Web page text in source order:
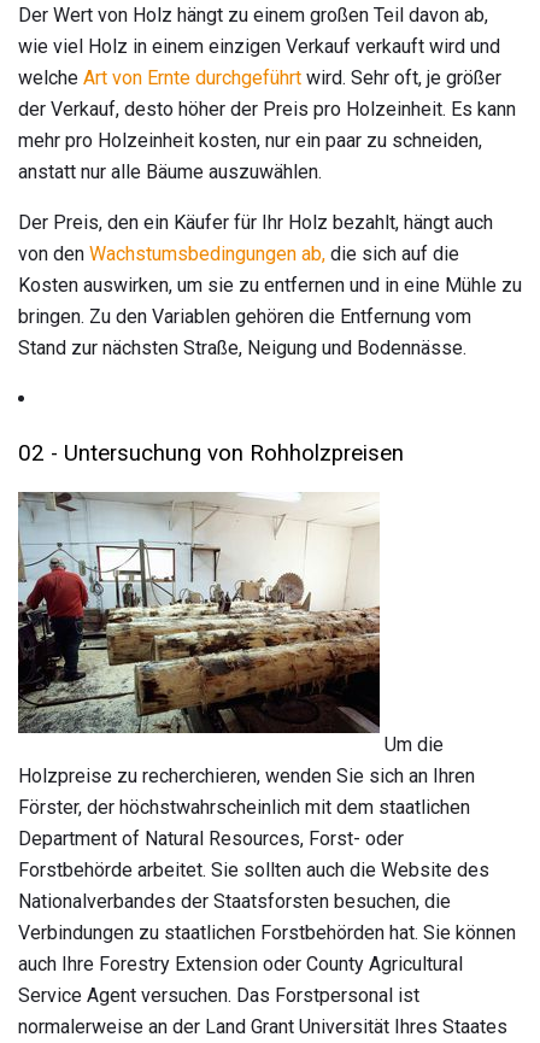
Der Wert von Holz hängt zu einem großen Teil davon ab,
wie viel Holz in einem einzigen Verkauf verkauft wird und
welche Art von Ernte durchgeführt wird. Sehr oft, je größer
der Verkauf, desto höher der Preis pro Holzeinheit. Es kann
mehr pro Holzeinheit kosten, nur ein paar zu schneiden,
anstatt nur alle Bäume auszuwählen.
Der Preis, den ein Käufer für Ihr Holz bezahlt, hängt auch
von den Wachstumsbedingungen ab, die sich auf die
Kosten auswirken, um sie zu entfernen und in eine Mühle zu
bringen. Zu den Variablen gehören die Entfernung vom
Stand zur nächsten Straße, Neigung und Bodennässe.
02 - Untersuchung von Rohholzpreisen
Um die
Holzpreise zu recherchieren, wenden Sie sich an Ihren
Förster, der höchstwahrscheinlich mit dem staatlichen
Department of Natural Resources, Forst- oder
Forstbehörde arbeitet. Sie sollten auch die Website des
Nationalverbandes der Staatsforsten besuchen, die
Verbindungen zu staatlichen Forstbehörden hat. Sie können
auch Ihre Forestry Extension oder County Agricultural
Service Agent versuchen. Das Forstpersonal ist
normalerweise an der Land Grant Universität Ihres Staates